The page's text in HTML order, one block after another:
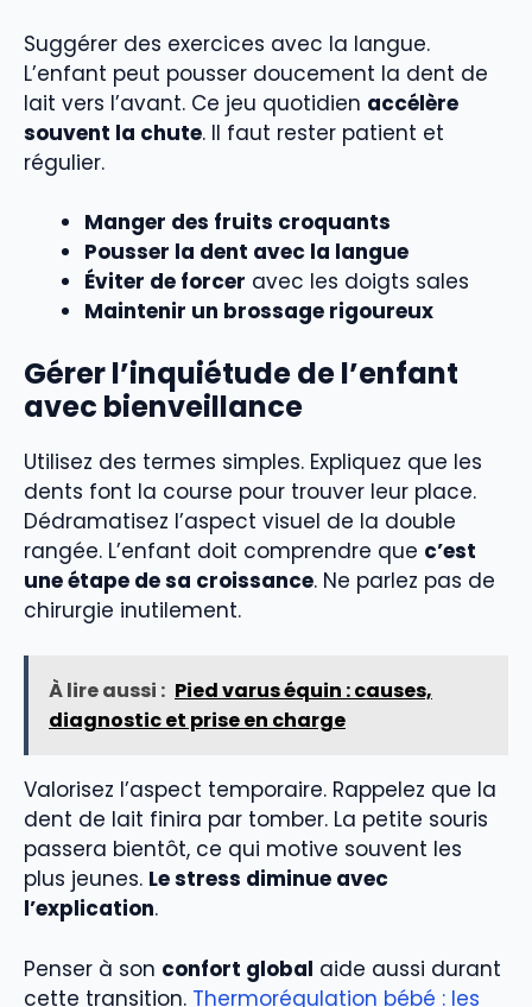
Suggérer des exercices avec la langue.
L’enfant peut pousser doucement la dent de
lait vers l’avant. Ce jeu quotidien accélère
souvent la chute. Il faut rester patient et
régulier.
Manger des fruits croquants
Pousser la dent avec la langue
Éviter de forcer avec les doigts sales
Maintenir un brossage rigoureux
Gérer l’inquiétude de l’enfant
avec bienveillance
Utilisez des termes simples. Expliquez que les
dents font la course pour trouver leur place.
Dédramatisez l’aspect visuel de la double
rangée. L’enfant doit comprendre que c’est
une étape de sa croissance. Ne parlez pas de
chirurgie inutilement.
À lire aussi : Pied varus équin : causes,
diagnostic et prise en charge
Valorisez l’aspect temporaire. Rappelez que la
dent de lait finira par tomber. La petite souris
passera bientôt, ce qui motive souvent les
plus jeunes. Le stress diminue avec
l’explication.
Penser à son confort global aide aussi durant
cette transition. Thermorégulation bébé : les